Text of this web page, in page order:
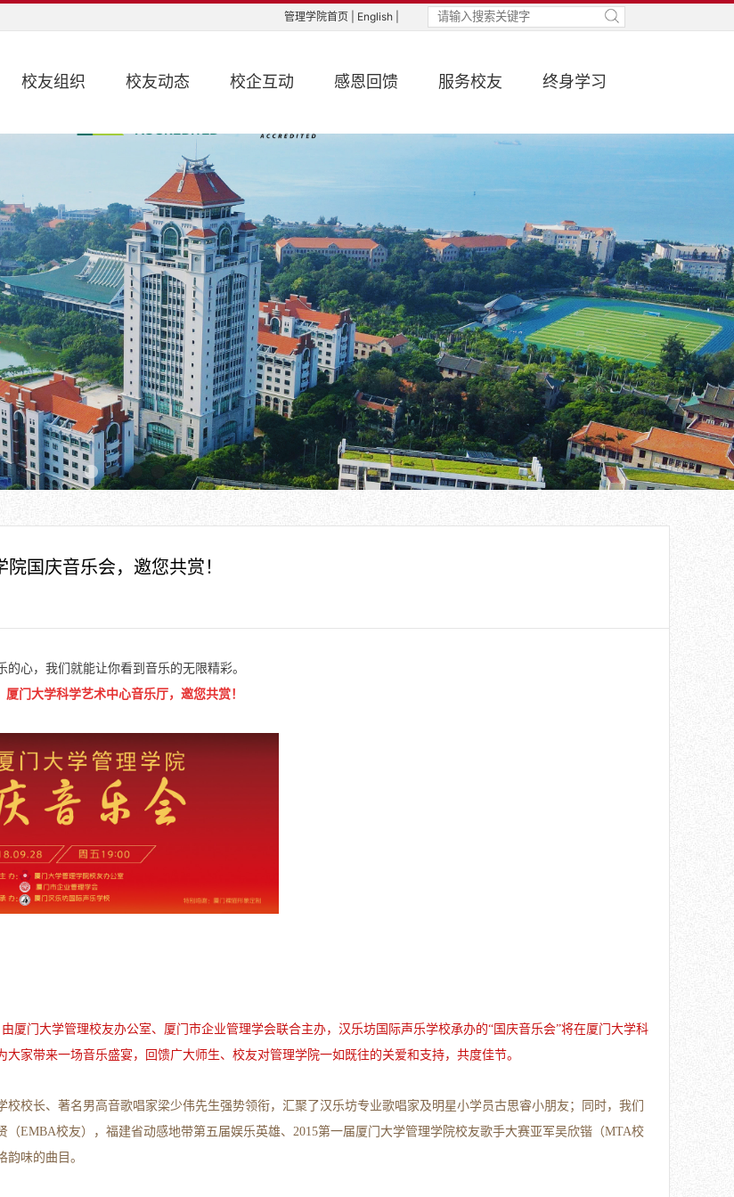
管理学院首页 | English |
校友组织 校友动态 校企互动 感恩回馈 服务校友 终身学习
国庆音乐会，邀您共赏！
心，我们就能让你看到音乐的无限精彩。
厦门大学科学艺术中心音乐厅，邀您共赏！
厦门大学管理校友办公室、厦门市企业管理学会联合主办，汉乐坊国际声乐学校承办的“国庆音乐会”将在厦门大学科
大家带来一场音乐盛宴，回馈广大师生、校友对管理学院一如既往的关爱和支持，共度佳节。
校校长、著名男高音歌唱家梁少伟先生强势领衔，汇聚了汉乐坊专业歌唱家及明星小学员古思睿小朋友；同时，我们
（EMBA校友），福建省动感地带第五届娱乐英雄、2015第一届厦门大学管理学院校友歌手大赛亚军吴欣锴（MTA校
韵味的曲目。